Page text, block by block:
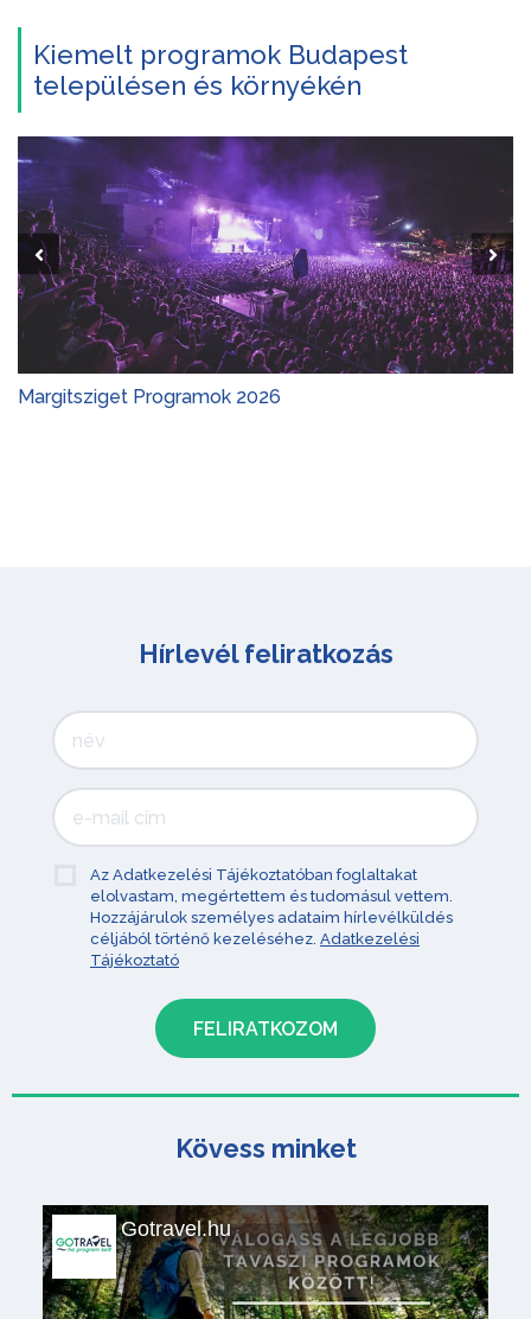
Kiemelt programok Budapest
településen és környékén
Margitsziget Programok 2026
Hírlevél feliratkozás
Az Adatkezelési Tájékoztatóban foglaltakat
elolvastam, megértettem és tudomásul vettem.
Hozzájárulok személyes adataim hírlevélküldés
céljából történő kezeléséhez. Adatkezelési
Tájékoztató
Kövess minket
Gotravel.hu